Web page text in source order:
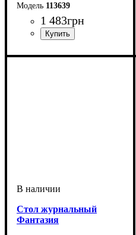
113639
1 483грн
Cтол журнальный
Фантазия